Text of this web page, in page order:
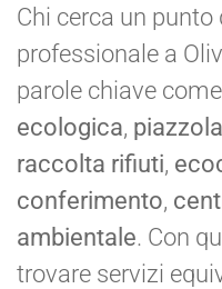
Chi cerca un
professionale a
parole chiave
ecologica,
raccolta rifiuti,
conferimento,
ambientale. Con
trovare servizi